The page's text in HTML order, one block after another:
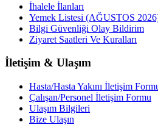
İhalele İlanları
Yemek Listesi (AĞUSTOS
Bilgi Güvenliği Olay Bildirim
Ziyaret Saatleri Ve Kuralları
İletişim & Ulaşım
Hasta/Hasta Yakını İletişim
Çalışan/Personel İletişim Formu
Ulaşım Bilgileri
Bize Ulaşın